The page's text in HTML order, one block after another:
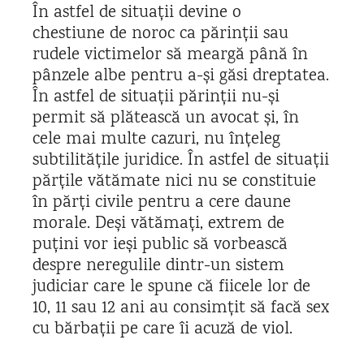
În astfel de situații devine o
chestiune de noroc ca părinții sau
rudele victimelor să meargă până în
pânzele albe pentru a-și găsi dreptatea.
În astfel de situații părinții nu-și
permit să plătească un avocat și, în
cele mai multe cazuri, nu înțeleg
subtilitățile juridice. În astfel de situații
părțile vătămate nici nu se constituie
în părți civile pentru a cere daune
morale. Deși vătămați, extrem de
puțini vor ieși public să vorbească
despre neregulile dintr-un sistem
judiciar care le spune că fiicele lor de
10, 11 sau 12 ani au consimțit să facă sex
cu bărbații pe care îi acuză de viol.